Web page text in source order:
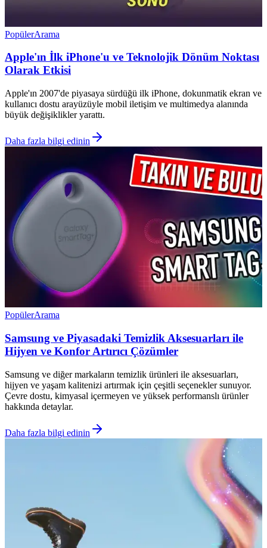
PopülerArama
Apple'ın İlk iPhone'u ve Teknolojik Dönüm Noktası
Olarak Etkisi
Apple'ın 2007'de piyasaya sürdüğü ilk iPhone, dokunmatik ekran ve
kullanıcı dostu arayüzüyle mobil iletişim ve multimedya alanında
büyük değişiklikler yarattı.
Daha fazla bilgi edinin
PopülerArama
Samsung ve Piyasadaki Temizlik Aksesuarları ile
Hijyen ve Konfor Artırıcı Çözümler
Samsung ve diğer markaların temizlik ürünleri ile aksesuarları,
hijyen ve yaşam kalitenizi artırmak için çeşitli seçenekler sunuyor.
Çevre dostu, kimyasal içermeyen ve yüksek performanslı ürünler
hakkında detaylar.
Daha fazla bilgi edinin